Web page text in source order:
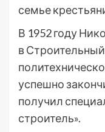
семье
В 1952 году
в
успешно
получил
строитель».